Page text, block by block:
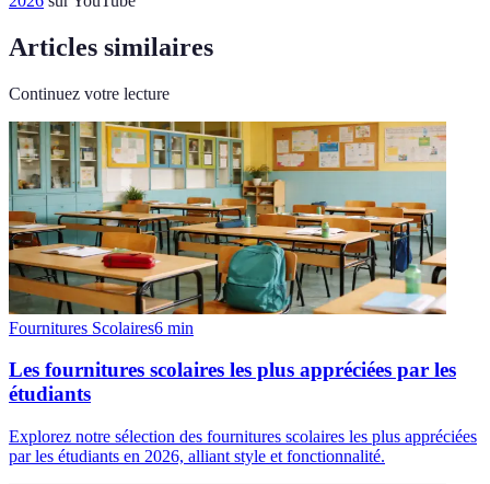
Articles similaires
Continuez votre lecture
Fournitures Scolaires6 min
Les fournitures scolaires les plus appréciées par les
étudiants
Explorez notre sélection des fournitures scolaires les plus appréciées
par les étudiants en 2026, alliant style et fonctionnalité.